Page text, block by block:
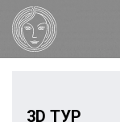
3D ТУР